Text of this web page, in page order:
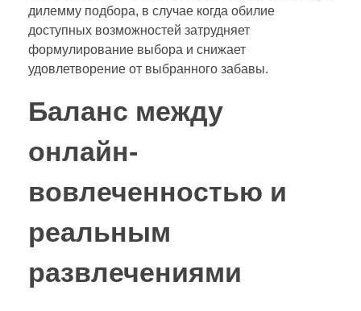
дилемму подбора, в случае когда обилие
доступных возможностей затрудняет
формулирование выбора и снижает
удовлетворение от выбранного забавы.
Баланс между
онлайн-
вовлеченностью и
реальным
развлечениями